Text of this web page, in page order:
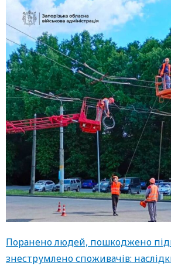
Поранено людей, пошкоджено
знеструмлено споживачів: